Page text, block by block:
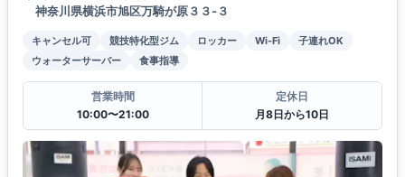
神奈川県横浜市旭区万騎が原３３-３
キャンセル可 競技特化型ジム ロッカー Wi-Fi
子連れOK
ウォーターサーバー
食事指導
営業時間
10:00〜21:00
定休日
月8日から10日